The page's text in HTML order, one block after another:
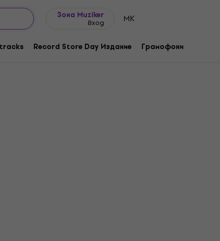
Зона Muziker
Вход MK
Record Store Day Издание Грамофони